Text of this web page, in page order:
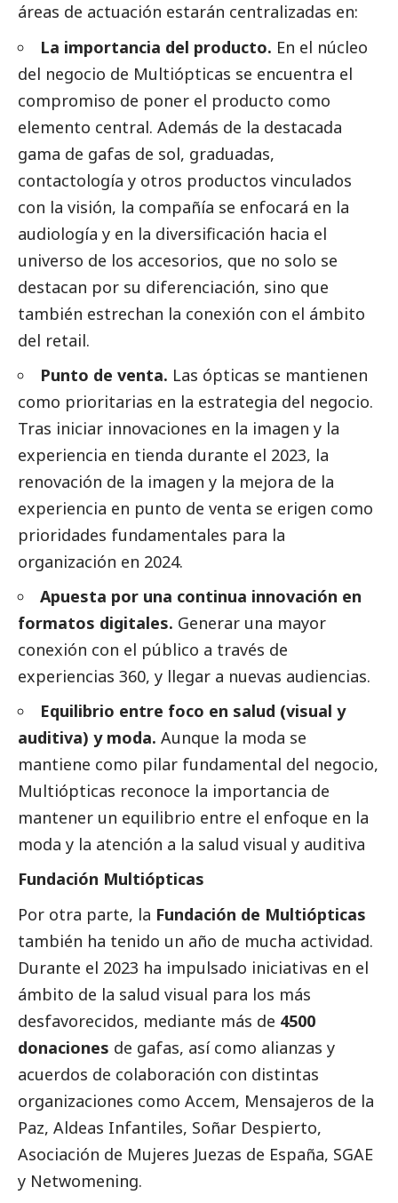
áreas de actuación estarán centralizadas en:
La importancia del producto. En el núcleo
del negocio de Multiópticas se encuentra el
compromiso de poner el producto como
elemento central. Además de la destacada
gama de gafas de sol, graduadas,
contactología y otros productos vinculados
con la visión, la compañía se enfocará en la
audiología y en la diversificación hacia el
universo de los accesorios, que no solo se
destacan por su diferenciación, sino que
también estrechan la conexión con el ámbito
del retail.
Punto de venta. Las ópticas se mantienen
como prioritarias en la estrategia del negocio.
Tras iniciar innovaciones en la imagen y la
experiencia en tienda durante el 2023, la
renovación de la imagen y la mejora de la
experiencia en punto de venta se erigen como
prioridades fundamentales para la
organización en 2024.
Apuesta por una continua innovación en
formatos digitales. Generar una mayor
conexión con el público a través de
experiencias 360, y llegar a nuevas audiencias.
Equilibrio entre foco en salud (visual y
auditiva) y moda. Aunque la moda se
mantiene como pilar fundamental del negocio,
Multiópticas reconoce la importancia de
mantener un equilibrio entre el enfoque en la
moda y la atención a la salud visual y auditiva
Fundación Multiópticas
Por otra parte, la Fundación de Multiópticas
también ha tenido un año de mucha actividad.
Durante el 2023 ha impulsado iniciativas en el
ámbito de la salud visual para los más
desfavorecidos, mediante más de 4500
donaciones de gafas, así como alianzas y
acuerdos de colaboración con distintas
organizaciones como Accem, Mensajeros de la
Paz, Aldeas Infantiles, Soñar Despierto,
Asociación de Mujeres Juezas de España, SGAE
y Netwomening.